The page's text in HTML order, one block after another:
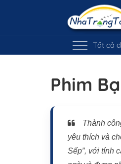
Tất cả
Phim
Thành
yêu thích và
Sếp”, với tính
Vị trí trên bản đồ